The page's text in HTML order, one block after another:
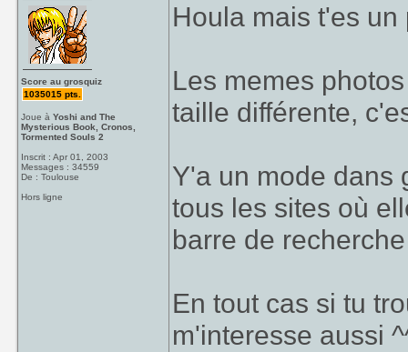
Score au grosquiz
1035015 pts.
Joue àYoshi and The
Mysterious Book, Cronos,
Tormented Souls 2
Inscrit : Apr 01, 2003
Messages : 34559
De : Toulouse
Hors ligne
Houla mais t'es
Les memes
taille différente,
Y'a un mode dans
tous les sites où
barre de
En tout cas si tu
m'interesse aussi